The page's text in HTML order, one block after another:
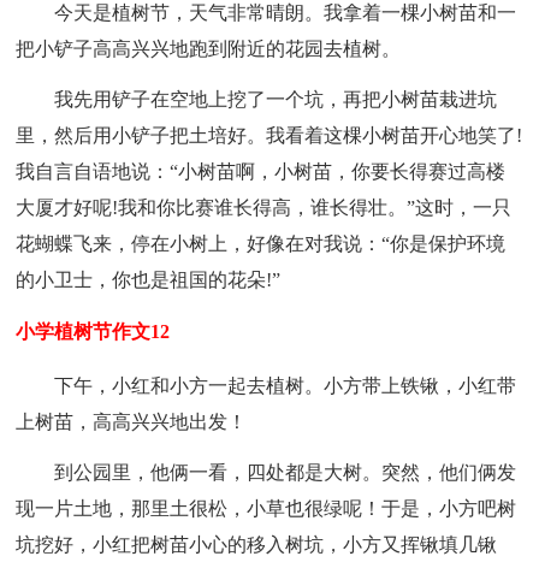
今天是植树节，天气非常晴朗。我拿着一棵小树苗和一
把小铲子高高兴兴地跑到附近的花园去植树。
我先用铲子在空地上挖了一个坑，再把小树苗栽进坑
里，然后用小铲子把土培好。我看着这棵小树苗开心地笑了!
我自言自语地说：“小树苗啊，小树苗，你要长得赛过高楼
大厦才好呢!我和你比赛谁长得高，谁长得壮。”这时，一只
花蝴蝶飞来，停在小树上，好像在对我说：“你是保护环境
的小卫士，你也是祖国的花朵!”
小学植树节作文12
下午，小红和小方一起去植树。小方带上铁锹，小红带
上树苗，高高兴兴地出发！
到公园里，他俩一看，四处都是大树。突然，他们俩发
现一片土地，那里土很松，小草也很绿呢！于是，小方吧树
坑挖好，小红把树苗小心的移入树坑，小方又挥锹填几锹